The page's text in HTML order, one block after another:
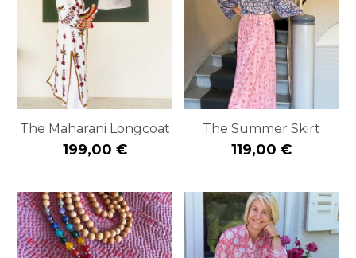
The Maharani Longcoat
199,00 €
The Summer Skirt
119,00 €